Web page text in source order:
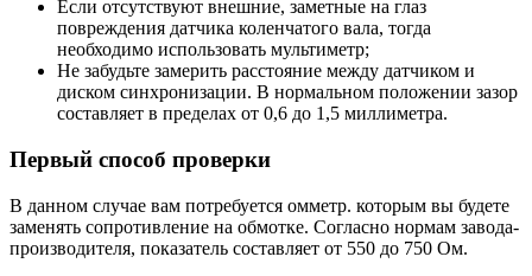
Если отсутствуют внешние, заметные на глаз
повреждения датчика коленчатого вала, тогда
необходимо использовать мультиметр;
Не забудьте замерить расстояние между датчиком и
диском синхронизации. В нормальном положении зазор
составляет в пределах от 0,6 до 1,5 миллиметра.
Первый способ проверки
В данном случае вам потребуется омметр. которым вы будете
заменять сопротивление на обмотке. Согласно нормам завода-
производителя, показатель составляет от 550 до 750 Ом.